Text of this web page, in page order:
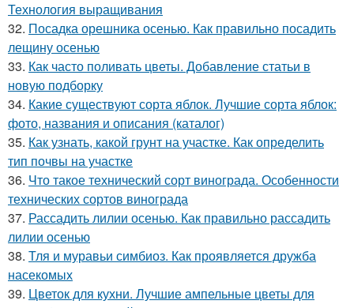
Технология выращивания
32. Посадка орешника осенью. Как правильно посадить
лещину осенью
33. Как часто поливать цветы. Добавление статьи в
новую подборку
34. Какие существуют сорта яблок. Лучшие сорта яблок:
фото, названия и описания (каталог)
35. Как узнать, какой грунт на участке. Как определить
тип почвы на участке
36. Что такое технический сорт винограда. Особенности
технических сортов винограда
37. Рассадить лилии осенью. Как правильно рассадить
лилии осенью
38. Тля и муравьи симбиоз. Как проявляется дружба
насекомых
39. Цветок для кухни. Лучшие ампельные цветы для